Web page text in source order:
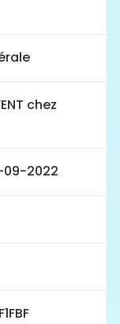
chez
09-2022